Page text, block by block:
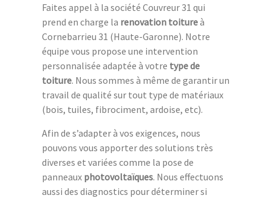
Faites appel à la société Couvreur 31 qui
prend en charge la renovation toitureà
Cornebarrieu 31 (Haute-Garonne). Notre
équipe vous propose une intervention
personnalisée adaptée à votre type de
toiture. Nous sommes à même de garantir un
travail de qualité sur tout type de matériaux
(bois, tuiles, fibrociment, ardoise, etc).
Afin de s’adapter à vos exigences, nous
pouvons vous apporter des solutions très
diverses et variées comme la pose de
panneaux photovoltaïques. Nous effectuons
aussi des diagnostics pour déterminer si